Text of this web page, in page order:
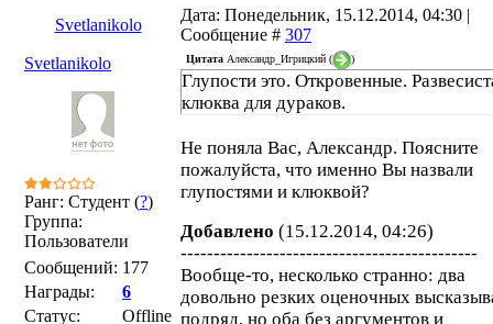
Svetlanikolo
Дата: Понедельник, 15.12.2014, 04:30 |
Сообщение # 307
Svetlanikolo
Ранг: Студент (?)
Группа:
Пользователи
Сообщений: 177
Награды:
6
Статус:
Offline
Цитата Александр_Игрицкий ( )
Глупости это. Откровенные.
клюква для дураков.
Не поняла Вас, Александр. Поясните
пожалуйста, что именно Вы назвали
глупостями и клюквой?
Добавлено (15.12.2014, 04:26)
---------------------------------------------
Вообще-то, несколько странно: два
довольно резких оценочных
подряд, но оба без аргументов и